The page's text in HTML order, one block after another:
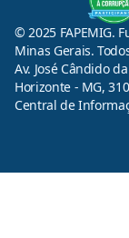
© 2025 FAPEMIG.
Minas Gerais.
Av. José Cândido
Horizonte - MG,
Central de